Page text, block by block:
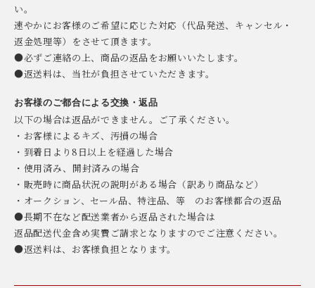
い。
速やかにお客様のご希望に応じた対応（代品発送、キャンセル・
返金処理等）をさせて頂きます。
●必ずご連絡の上、商品の返品をお願いいたします。
●返送料は、当社が負担させていただきます。
お客様のご都合による交換・返品
以下の場合は返品ができません。ご了承ください。
・お客様によるキズ、汚損の場合
・到着日より8日以上を経過した場合
・使用済み、開封済みの場合
・販売時に商品状況の説明がある場合（訳あり商品など）
・オークション、セール品、特注品、等 のお客様都合の返品
●長期不在など配送業者から返品された場合は
返品配送代金含め実費ご請求となりますのでご注意ください。
●返送料は、お客様負担となります。